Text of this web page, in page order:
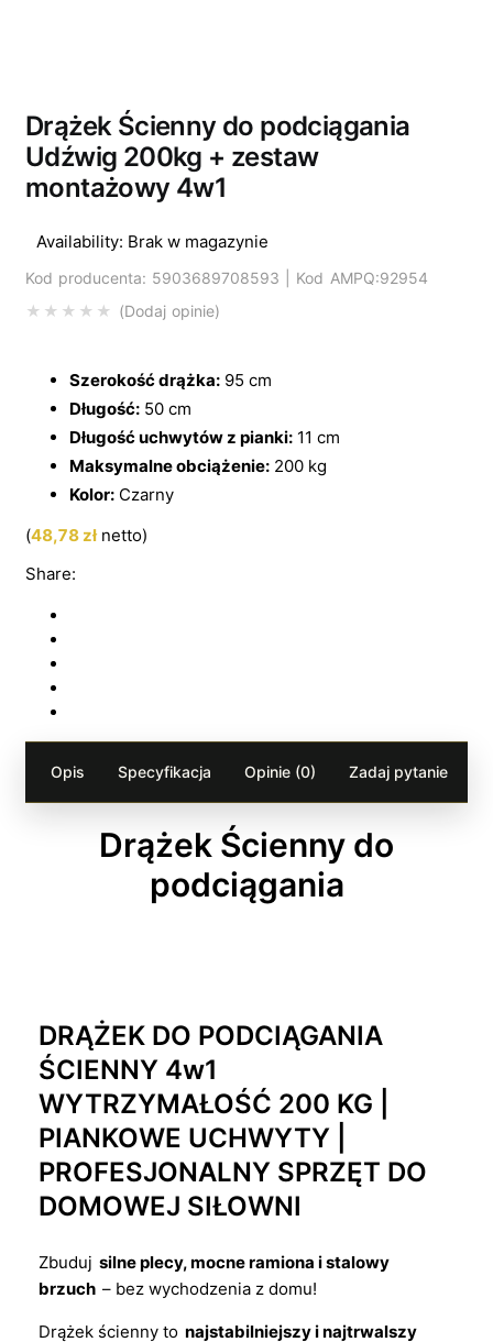
Drążek Ścienny do podciągania
Udźwig 200kg + zestaw
montażowy 4w1
Dodaj opinie
Availability: Brak w magazynie
Kod producenta: 5903689708593 | Kod AMPQ:92954
Szerokość drążka: 95 cm
Długość: 50 cm
Długość uchwytów z pianki: 11 cm
Maksymalne obciążenie: 200 kg
Kolor: Czarny
(48,78złnetto)
Share:
Opis Specyfikacja Opinie (0) Zadaj pytanie
Drążek Ścienny do
podciągania
DRĄŻEK DO PODCIĄGANIA
ŚCIENNY 4w1
WYTRZYMAŁOŚĆ 200 KG |
PIANKOWE UCHWYTY |
PROFESJONALNY SPRZĘT DO
DOMOWEJ SIŁOWNI
Zbuduj silne plecy, mocne ramiona i stalowy
brzuch – bez wychodzenia z domu!
Drążek ścienny to najstabilniejszy i najtrwalszy